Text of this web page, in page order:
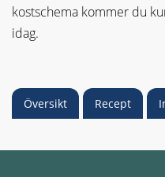
kostschema kommer du
idag.
Översikt Recept